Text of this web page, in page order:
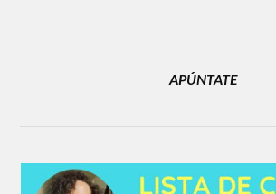
APÚNTATE